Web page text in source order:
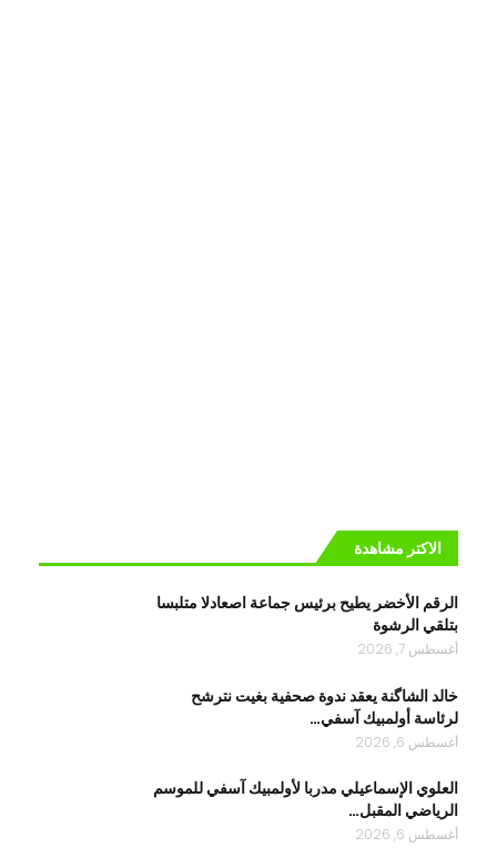
الاكتر مشاهدة
الرقم الأخضر يطيح برئيس جماعة اصعادلا متلبسا
بتلقي الرشوة
أغسطس 7, 2026
خالد الشاگنة يعقد ندوة صحفية بغيت نترشح
لرئاسة أولمبيك آسفي…
أغسطس 6, 2026
العلوي الإسماعيلي مدربا لأولمبيك آسفي للموسم
الرياضي المقبل…
أغسطس 6, 2026